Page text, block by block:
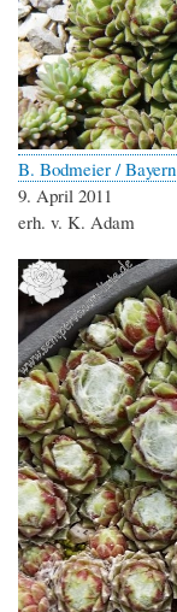
B. Bodmeier / Bayern
9. April 2011
erh. v. K. Adam